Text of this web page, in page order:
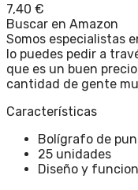
7,40 €
Buscar en Amazon
Somos especialistas
lo puedes pedir a
que es un buen
cantidad de gente
Características
Bolígrafo de
25 unidades
Diseño y